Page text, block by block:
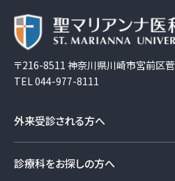
〒216-8511 神奈川県川崎市宮前区
TEL044-977-8111
外来受診される方へ
診療科をお探しの方へ